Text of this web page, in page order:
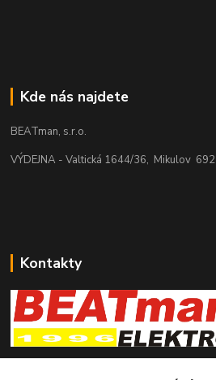
Kde nás najdete
BEATman, s.r.o.
VÝDEJNA - Valtická 1644/36, Mikulov
Kontakty